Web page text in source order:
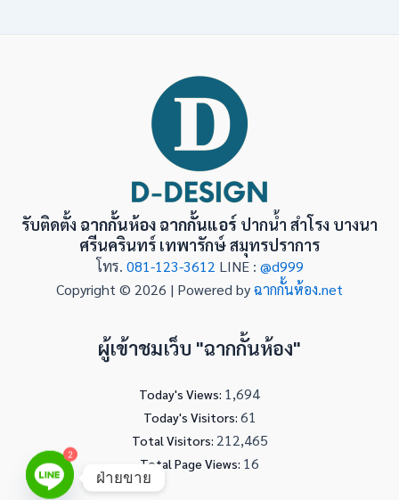
รับติดตั้ง ฉากกั้นห้อง ฉากกั้นแอร์ ปากน้ำ สำโรง บางนา
ศรีนครินทร์ เทพารักษ์ สมุทรปราการ
โทร. 081-123-3612 LINE : @d999
Copyright © 2026 | Powered byฉากกั้นห้อง.net
ผู้เข้าชมเว็บ "ฉากกั้นห้อง"
Today's Views: 1,694
Today's Visitors: 61
Total Visitors: 212,465
Total Page Views: 16
2
ฝ่ายขาย